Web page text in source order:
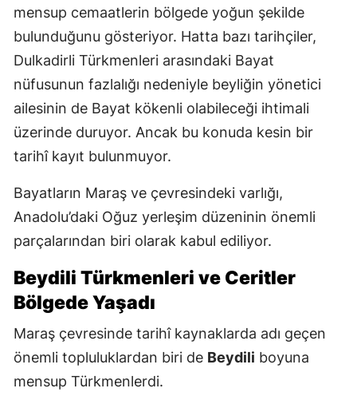
mensup cemaatlerin bölgede yoğun şekilde
bulunduğunu gösteriyor. Hatta bazı tarihçiler,
Dulkadirli Türkmenleri arasındaki Bayat
nüfusunun fazlalığı nedeniyle beyliğin yönetici
ailesinin de Bayat kökenli olabileceği ihtimali
üzerinde duruyor. Ancak bu konuda kesin bir
tarihî kayıt bulunmuyor.
Bayatların Maraş ve çevresindeki varlığı,
Anadolu’daki Oğuz yerleşim düzeninin önemli
parçalarından biri olarak kabul ediliyor.
Beydili Türkmenleri ve Ceritler
Bölgede Yaşadı
Maraş çevresinde tarihî kaynaklarda adı geçen
önemli topluluklardan biri de Beydili boyuna
mensup Türkmenlerdi.